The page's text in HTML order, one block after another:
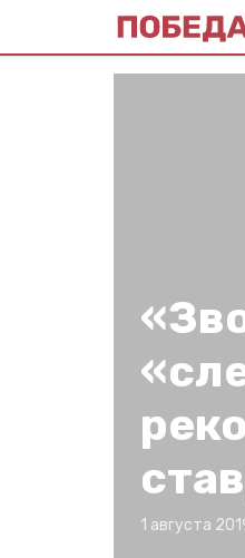
1 августа